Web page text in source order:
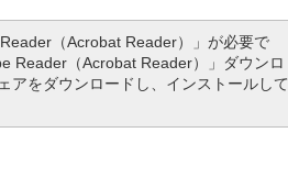
（Acrobat Reader）」が必要で
Reader（Acrobat Reader）」ダウンロ
アをダウンロードし、インストールして